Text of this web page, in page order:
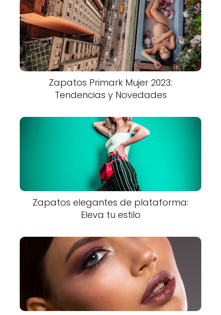
Zapatos Primark Mujer 2023:
Tendencias y Novedades
Zapatos elegantes de plataforma:
Eleva tu estilo